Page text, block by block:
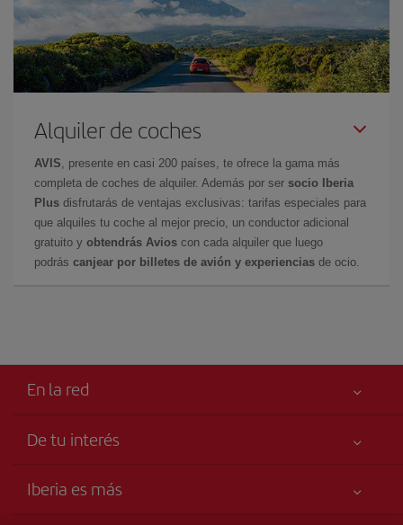
Alquiler de coches
AVIS , presente en casi 200 países, te ofrece la gama más
completa de coches de alquiler. Además por ser socio Iberia
Plus disfrutarás de ventajas exclusivas: tarifas especiales para
que alquiles tu coche al mejor precio, un conductor adicional
gratuito y obtendrás Avios con cada alquiler que luego
podrás canjear por billetes de avión y experiencias de ocio.
En la red
De tu interés
Declaración de accesibilidad
Iberia es más